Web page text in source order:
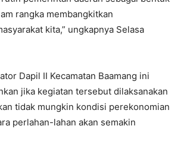
rangka membangkitkan
kita,” ungkapnya Selasa
Dapil II Kecamatan Baamang ini
jika kegiatan tersebut dilaksanakan
tidak mungkin kondisi perekonomian
perlahan-lahan akan semakin